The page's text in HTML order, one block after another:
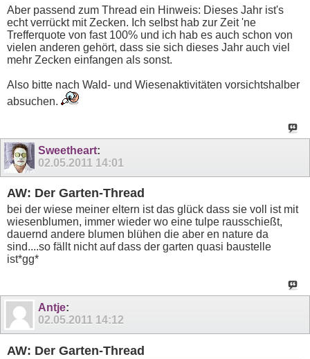
Aber passend zum Thread ein Hinweis: Dieses Jahr ist's
echt verrückt mit Zecken. Ich selbst hab zur Zeit 'ne
Trefferquote von fast 100% und ich hab es auch schon von
vielen anderen gehört, dass sie sich dieses Jahr auch viel
mehr Zecken einfangen als sonst.
Also bitte nach Wald- und Wiesenaktivitäten vorsichtshalber
absuchen.
Sweetheart:
02.05.2011 14:01
AW: Der Garten-Thread
bei der wiese meiner eltern ist das glück dass sie voll ist mit
wiesenblumen, immer wieder wo eine tulpe rausschießt,
dauernd andere blumen blühen die aber en nature da
sind....so fällt nicht auf dass der garten quasi baustelle
ist*gg*
Antje:
02.05.2011 14:12
AW: Der Garten-Thread